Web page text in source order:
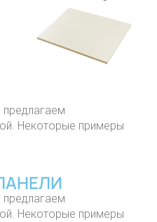
Некоторые примеры
Некоторые примеры